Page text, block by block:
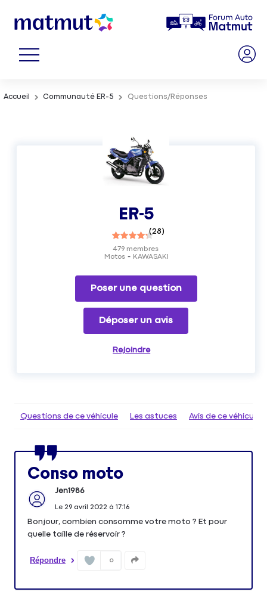
Accueil Communauté ER-5 Questions/Réponses
ER-5
(28)
Motos KAWASAKI
479 membres
Poser une question
Déposer un avis
Rejoindre
Questions de ce véhicule Les astuces Avis de ce véhicule
Conso moto
Jen1986
Le 29 avril 2022à 17:16
Bonjour, combien consomme votre moto ? Et pour
quelle taille de réservoir ?
Répondre 0